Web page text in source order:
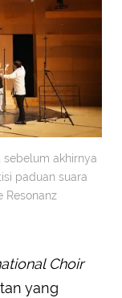
akhirnya
paduan suara
Resonanz
Choir
yang